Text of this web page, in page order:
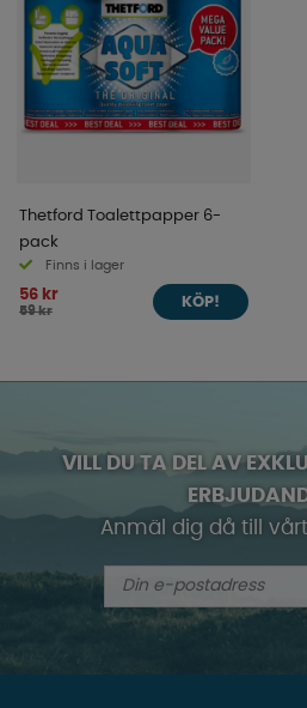
Thetford Toalettpapper 6-
pack
Finns i lager
56 kr
59 kr
KÖP!
VILL DU TA DEL AV
Anmäl dig då till